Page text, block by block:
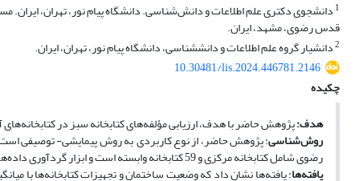
1 دانشجوی دکتری علم اطلاعات و دانش‌شناسی. دانشگاه پیام نور، تهران،
قدس رضوی، مشهد، ایران.
2دانشیار گروه علم اطلاعات و دانش‏شناسی، دانشگاه پیام نور، تهران، ایران.
10.30481/lis.2024.446781.2146
چکیده
هدف:پژوهش حاضر با هدف، ارزیابی مؤلفه‌های کتابخانه سبز در
روش‌شناسی
رضوی شامل کتابخانه مرکزی و 59 کتابخانه وابسته است و ابزار گردآوری داده‌ها، پرسشنامه محقق‌ساخته است. برای تجزیه‌ و تحلیل یافته‌ها از نرم‌افزار SPSS استفاده شد.
یافته‌ها